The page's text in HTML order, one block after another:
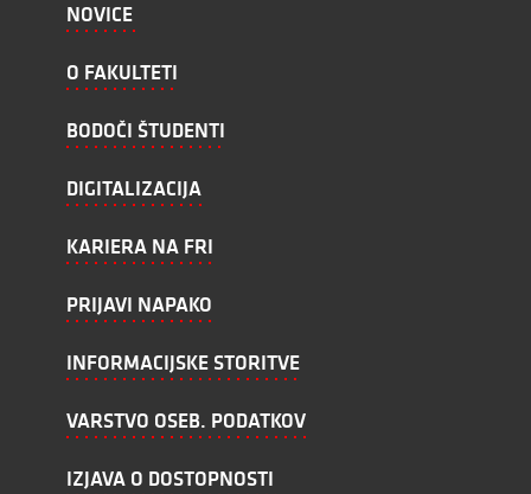
NOVICE
O FAKULTETI
BODOČI ŠTUDENTI
DIGITALIZACIJA
KARIERA NA FRI
PRIJAVI NAPAKO
INFORMACIJSKE STORITVE
VARSTVO OSEB. PODATKOV
IZJAVA O DOSTOPNOSTI